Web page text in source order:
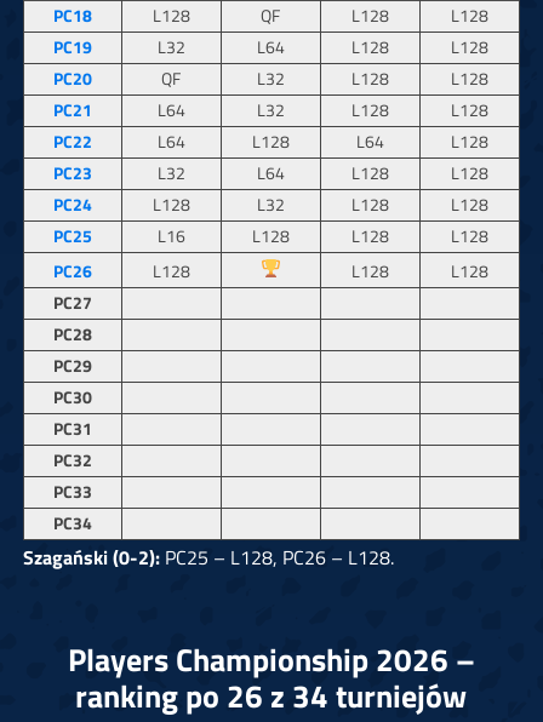
PC18
L128 QF L128
L128
PC19
L32 L64 L128
L128
PC20
QF L32 L128
L128
PC21
L64 L32 L128
L128
PC22
L64 L128 L64
L128
PC23
L32 L64 L128
L128
PC24
L128 L32 L128
L128
PC25
L16 L128 L128
L128
PC26
L128 L128
L128
PC27
PC28
PC29
PC30
PC31
PC32
PC33
PC34
Szagański (0-2):PC25 – L128, PC26 – L128.
Players Championship 2026 –
ranking po 26 z 34 turniejów